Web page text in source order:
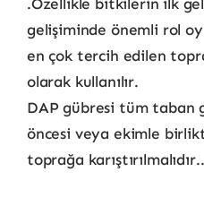
gelişiminde önemli rol
en çok tercih edilen
olarak kullanılır.
DAP gübresi tüm taban
öncesi veya ekimle
toprağa karıştırılmalıdır..